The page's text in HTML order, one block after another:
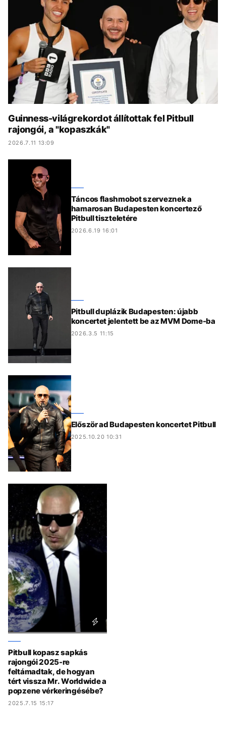
KÖZÉLET UTAZÁS
ÉLETMÓD DESIGN
BESZÉLGETÉSEK ARCOK
VIDEÓ TÖRTÉNETEK
GASZTRO
Guinness-világrekordot állítottak fel Pitbull
rajongói, a "kopaszkák"
2026.7.11 13:09
Táncos flashmobot szerveznek a
hamarosan Budapesten koncertező
Pitbull tiszteletére
2026.6.19 16:01
Pitbull duplázik Budapesten: újabb
koncertet jelentett be az MVM Dome-ba
2026.3.5 11:15
Először ad Budapesten koncertet Pitbull
2025.10.20 10:31
Pitbull kopasz sapkás
rajongói 2025-re
feltámadtak, de hogyan
tért vissza Mr. Worldwide a
popzene vérkeringésébe?
2025.7.15 15:17